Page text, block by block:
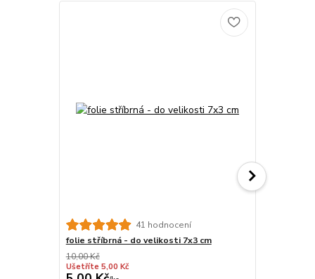
41 hodnocení
folie stříbrná - do velikosti 7x3 cm
10,00 Kč
Ušetříte 5,00 Kč